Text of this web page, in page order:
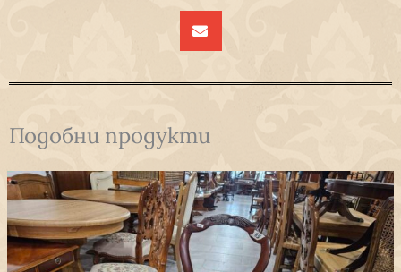
Подобни продукти